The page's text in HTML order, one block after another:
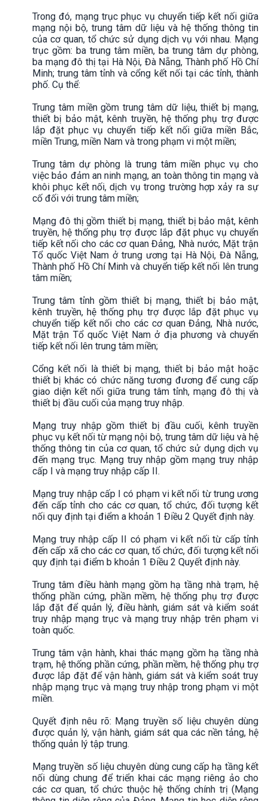
Trong đó, mạng trục phục vụ chuyển tiếp kết nối giữa
mạng nội bộ, trung tâm dữ liệu và hệ thống thông tin
của cơ quan, tổ chức sử dụng dịch vụ với nhau. Mạng
trục gồm: ba trung tâm miền, ba trung tâm dự phòng,
ba mạng đô thị tại Hà Nội, Đà Nẵng, Thành phố Hồ Chí
Minh; trung tâm tỉnh và cổng kết nối tại các tỉnh, thành
phố. Cụ thể:
Trung tâm miền gồm trung tâm dữ liệu, thiết bị mạng,
thiết bị bảo mật, kênh truyền, hệ thống phụ trợ được
lắp đặt phục vụ chuyển tiếp kết nối giữa miền Bắc,
miền Trung, miền Nam và trong phạm vi một miền;
Trung tâm dự phòng là trung tâm miền phục vụ cho
việc bảo đảm an ninh mạng, an toàn thông tin mạng và
khôi phục kết nối, dịch vụ trong trường hợp xảy ra sự
cố đối với trung tâm miền;
Mạng đô thị gồm thiết bị mạng, thiết bị bảo mật, kênh
truyền, hệ thống phụ trợ được lắp đặt phục vụ chuyển
tiếp kết nối cho các cơ quan Đảng, Nhà nước, Mặt trận
Tổ quốc Việt Nam ở trung ương tại Hà Nội, Đà Nẵng,
Thành phố Hồ Chí Minh và chuyển tiếp kết nối lên trung
tâm miền;
Trung tâm tỉnh gồm thiết bị mạng, thiết bị bảo mật,
kênh truyền, hệ thống phụ trợ được lắp đặt phục vụ
chuyển tiếp kết nối cho các cơ quan Đảng, Nhà nước,
Mặt trận Tổ quốc Việt Nam ở địa phương và chuyển
tiếp kết nối lên trung tâm miền;
Cổng kết nối là thiết bị mạng, thiết bị bảo mật hoặc
thiết bị khác có chức năng tương đương để cung cấp
giao diện kết nối giữa trung tâm tỉnh, mạng đô thị và
thiết bị đầu cuối của mạng truy nhập.
Mạng truy nhập gồm thiết bị đầu cuối, kênh truyền
phục vụ kết nối từ mạng nội bộ, trung tâm dữ liệu và hệ
thống thông tin của cơ quan, tổ chức sử dụng dịch vụ
đến mạng trục. Mạng truy nhập gồm mạng truy nhập
cấp I và mạng truy nhập cấp II.
Mạng truy nhập cấp I có phạm vi kết nối từ trung ương
đến cấp tỉnh cho các cơ quan, tổ chức, đối tượng kết
nối quy định tại điểm a khoản 1 Điều 2 Quyết định này.
Mạng truy nhập cấp II có phạm vi kết nối từ cấp tỉnh
đến cấp xã cho các cơ quan, tổ chức, đối tượng kết nối
quy định tại điểm b khoản 1 Điều 2 Quyết định này.
Trung tâm điều hành mạng gồm hạ tầng nhà trạm, hệ
thống phần cứng, phần mềm, hệ thống phụ trợ được
lắp đặt để quản lý, điều hành, giám sát và kiểm soát
truy nhập mạng trục và mạng truy nhập trên phạm vi
toàn quốc.
Trung tâm vận hành, khai thác mạng gồm hạ tầng nhà
trạm, hệ thống phần cứng, phần mềm, hệ thống phụ trợ
được lắp đặt để vận hành, giám sát và kiểm soát truy
nhập mạng trục và mạng truy nhập trong phạm vi một
miền.
Quyết định nêu rõ: Mạng truyền số liệu chuyên dùng
được quản lý, vận hành, giám sát qua các nền tảng, hệ
thống quản lý tập trung.
Mạng truyền số liệu chuyên dùng cung cấp hạ tầng kết
nối dùng chung để triển khai các mạng riêng ảo cho
các cơ quan, tổ chức thuộc hệ thống chính trị (Mạng